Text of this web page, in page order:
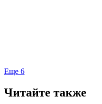
Еще 6
Читайте также